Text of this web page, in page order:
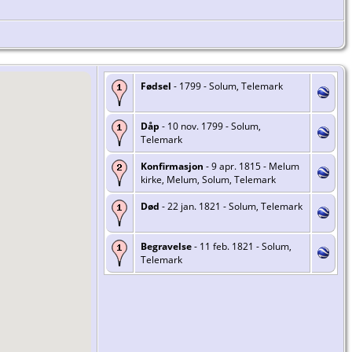
Fødsel - 1799 - Solum, Telemark
Dåp - 10 nov. 1799 - Solum,
Telemark
Konfirmasjon - 9 apr. 1815 - Melum
kirke, Melum, Solum, Telemark
Død - 22 jan. 1821 - Solum, Telemark
Begravelse- 11 feb. 1821 - Solum,
Telemark